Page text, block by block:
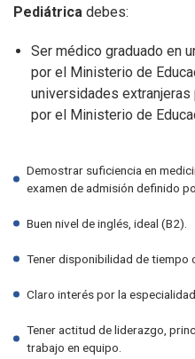
Pediátrica debes:
Ser médico graduado en
por el Ministerio de
universidades
por el Ministerio de
Demostrar suficiencia en
examen de admisión definido
Buen nivel de inglés, ideal (B2).
Tener disponibilidad de tiempo
Claro interés por la especialidad.
Tener actitud de liderazgo,
trabajo en equipo.